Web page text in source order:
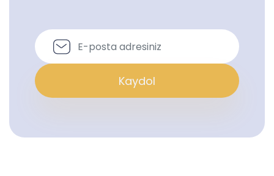
Kaydol